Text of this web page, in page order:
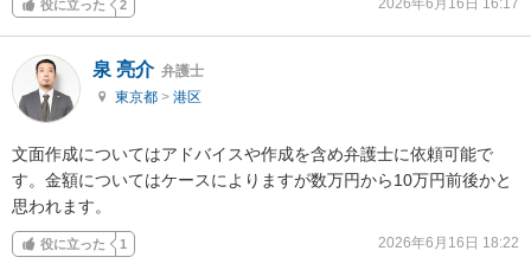
役に立った 2 2026年6月16日 16:17
泉 亮介 弁護士
東京都 > 港区
文面作成についてはアドバイスや作成を含め弁護士に依頼可能で
す。金額についてはケースによりますが数万円から10万円前後かと
思われます。
役に立った 1 2026年6月16日 18:22